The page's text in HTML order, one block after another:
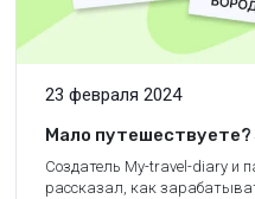
23 февраля 2024
Мало
о своём городе!
travel-diary
Создатель My-travel-diary и
рассказал, как